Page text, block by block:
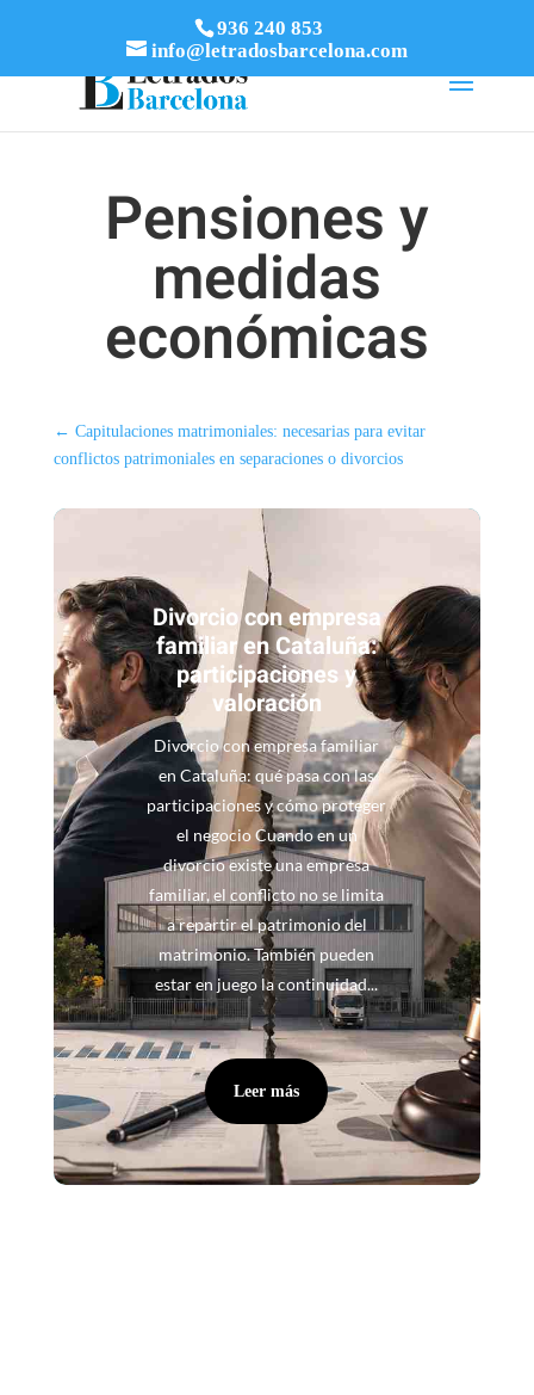
936 240 853
info@letradosbarcelona.com
Pensiones y
medidas
económicas
← Capitulaciones matrimoniales: necesarias para evitar
conflictos patrimoniales en separaciones o divorcios
Divorcio con empresa
familiar en Cataluña:
participaciones y
valoración
Divorcio con empresa familiar
en Cataluña: qué pasa con las
participaciones y cómo proteger
el negocio Cuando en un
divorcio existe una empresa
familiar, el conflicto no se limita
a repartir el patrimonio del
matrimonio. También pueden
estar en juego la continuidad...
Leer más